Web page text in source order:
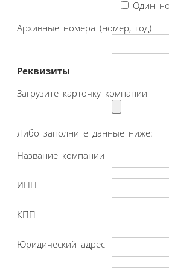
Один
Архивные номера (номер, год)
Реквизиты
Загрузите карточку компании
Либо заполните данные ниже:
Название компании
ИНН
КПП
Юридический адрес